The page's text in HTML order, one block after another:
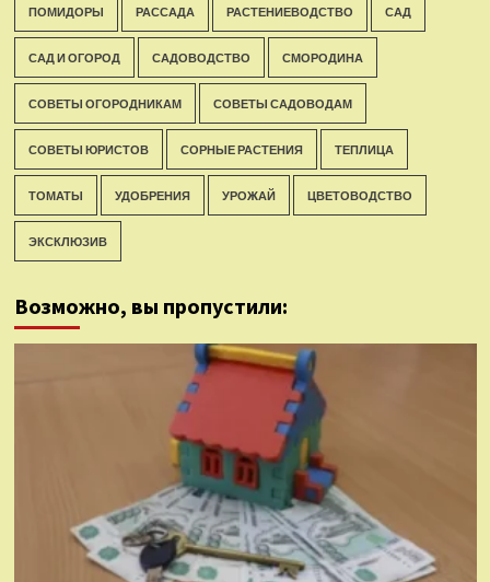
ПОМИДОРЫ РАССАДА РАСТЕНИЕВОДСТВО САД
САД И ОГОРОД САДОВОДСТВО СМОРОДИНА
СОВЕТЫ ОГОРОДНИКАМ СОВЕТЫ САДОВОДАМ
СОВЕТЫ ЮРИСТОВ СОРНЫЕ РАСТЕНИЯ ТЕПЛИЦА
ТОМАТЫ УДОБРЕНИЯ УРОЖАЙ ЦВЕТОВОДСТВО
ЭКСКЛЮЗИВ
Возможно, вы пропустили: